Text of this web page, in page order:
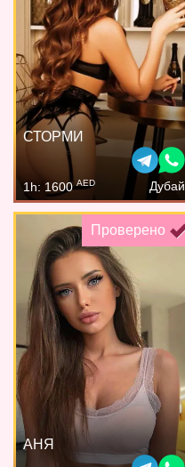
СТОРМИ
1h: 1600AED Дубай
Проверено
АНЯ